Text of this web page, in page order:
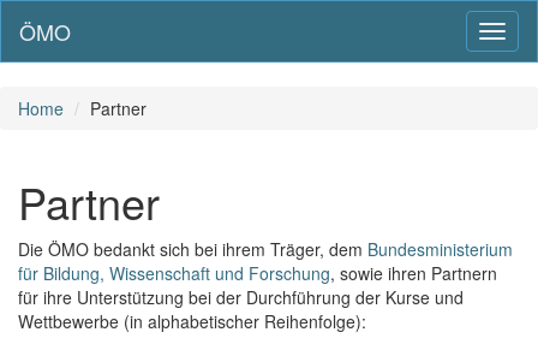
ÖMO
Home Partner
Partner
Die ÖMO bedankt sich bei ihrem Träger, dem Bundesministerium
für Bildung, Wissenschaft und Forschung, sowie ihren Partnern
für ihre Unterstützung bei der Durchführung der Kurse und
Wettbewerbe (in alphabetischer Reihenfolge):